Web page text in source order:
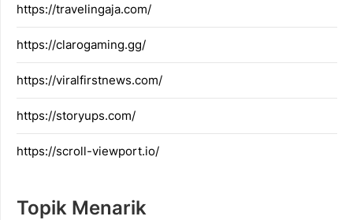
https://travelingaja.com/
https://clarogaming.gg/
https://viralfirstnews.com/
https://storyups.com/
https://scroll-viewport.io/
Topik Menarik